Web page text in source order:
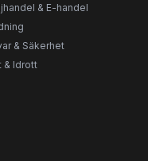
& E-handel
& Säkerhet
& Idrott